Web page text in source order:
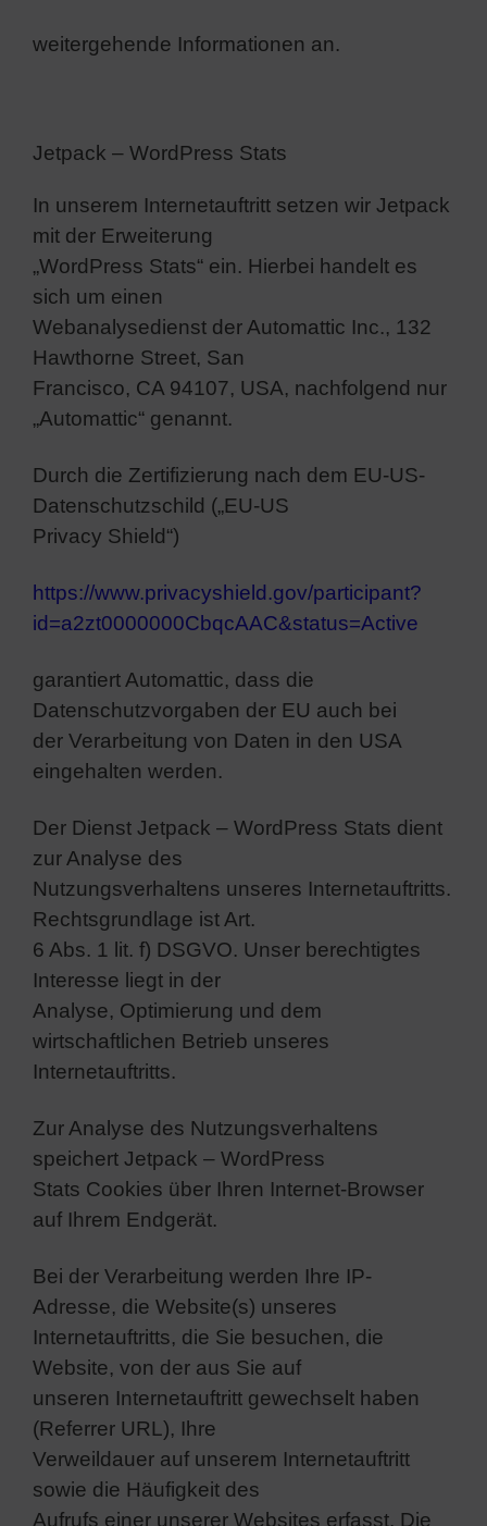
weitergehende Informationen an.
Jetpack – WordPress Stats
In unserem Internetauftritt setzen wir Jetpack
mit der Erweiterung
„WordPress Stats“ ein. Hierbei handelt es
sich um einen
Webanalysedienst der Automattic Inc., 132
Hawthorne Street, San
Francisco, CA 94107, USA, nachfolgend nur
„Automattic“ genannt.
Durch die Zertifizierung nach dem EU-US-
Datenschutzschild („EU-US
Privacy Shield“)
https://www.privacyshield.gov/participant?
id=a2zt0000000CbqcAAC&status=Active
garantiert Automattic, dass die
Datenschutzvorgaben der EU auch bei
der Verarbeitung von Daten in den USA
eingehalten werden.
Der Dienst Jetpack – WordPress Stats dient
zur Analyse des
Nutzungsverhaltens unseres Internetauftritts.
Rechtsgrundlage ist Art.
6 Abs. 1 lit. f) DSGVO. Unser berechtigtes
Interesse liegt in der
Analyse, Optimierung und dem
wirtschaftlichen Betrieb unseres
Internetauftritts.
Zur Analyse des Nutzungsverhaltens
speichert Jetpack – WordPress
Stats Cookies über Ihren Internet-Browser
auf Ihrem Endgerät.
Bei der Verarbeitung werden Ihre IP-
Adresse, die Website(s) unseres
Internetauftritts, die Sie besuchen, die
Website, von der aus Sie auf
unseren Internetauftritt gewechselt haben
(Referrer URL), Ihre
Verweildauer auf unserem Internetauftritt
sowie die Häufigkeit des
Aufrufs einer unserer Websites erfasst. Die